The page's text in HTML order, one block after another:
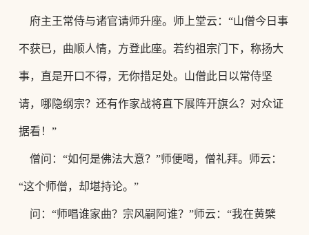
府主王常侍与诸官请师升座。师上堂云： “山僧今日事
不获已，曲顺人情， 方登此座。若约祖宗门下，称扬大
事，直是开口不得，无你措足处。山僧此日以常侍坚
请，哪隐纲宗？还有作家战将直下展阵开旗么？对众证
据看！ ”
僧问： “如何是佛法大意？”师便喝，僧礼拜。师云：
“这个师僧，却堪持论。”
问： “师唱谁家曲？ 宗风嗣阿谁？ ”师云：“我在黄檗